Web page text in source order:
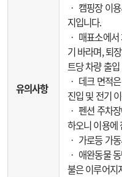
유의사항
‧ 캠핑장 이
지입니다.
‧ 매표소에서
기 바라며, 퇴
트당 차량 출
‧ 데크 면적
진입 및 전기
‧ 펜션 주차
하오니 이용에
‧ 가로등 가
‧ 애완동물
불은 이루어지